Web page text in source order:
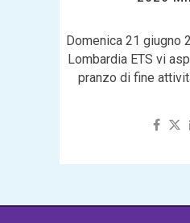
Domenica 21 giugno
Lombardia ETS vi
pranzo di fine